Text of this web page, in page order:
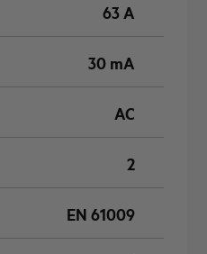
63 A
30 mA
AC
2
EN 61009